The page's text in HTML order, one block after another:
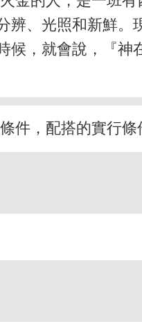
、光照和新鮮。
候，就會說，『神
件，配搭的實行